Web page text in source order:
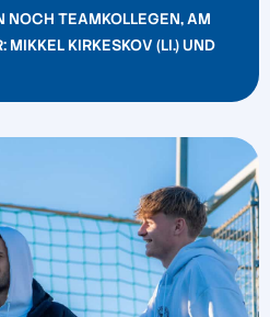
NOCH TEAMKOLLEGEN, AM
KIRKESKOV (LI.) UND